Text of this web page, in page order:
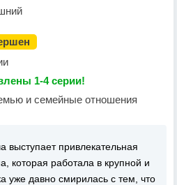
1-4 серии!
и семейные отношения
выступает привлекательная
которая работала в крупной и
уже давно смирилась с тем, что